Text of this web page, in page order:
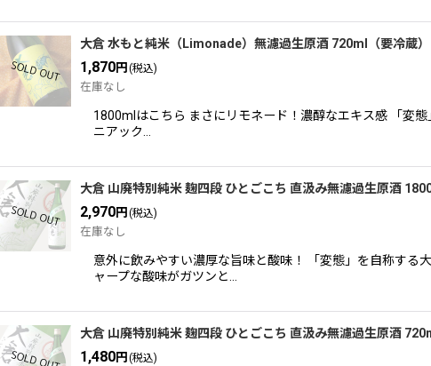
大倉 水もと純米（Limonade）無濾過生原酒 720ml（要冷蔵）
1,870円 (税込)
在庫なし
1800mlはこちら まさにリモネード！濃醇なエキス感 「変
ニアック…
大倉 山廃特別純米 麹四段 ひとごこち 直汲み無濾過生原酒
2,970円 (税込)
在庫なし
意外に飲みやすい濃厚な旨味と酸味！ 「変態」を自称する
ャープな酸味がガツンと…
大倉 山廃特別純米 麹四段 ひとごこち 直汲み無濾過生原酒
1,480円 (税込)